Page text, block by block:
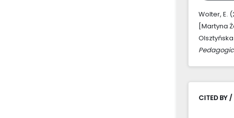
Wolter, E.
[Martyna
CITED BY /